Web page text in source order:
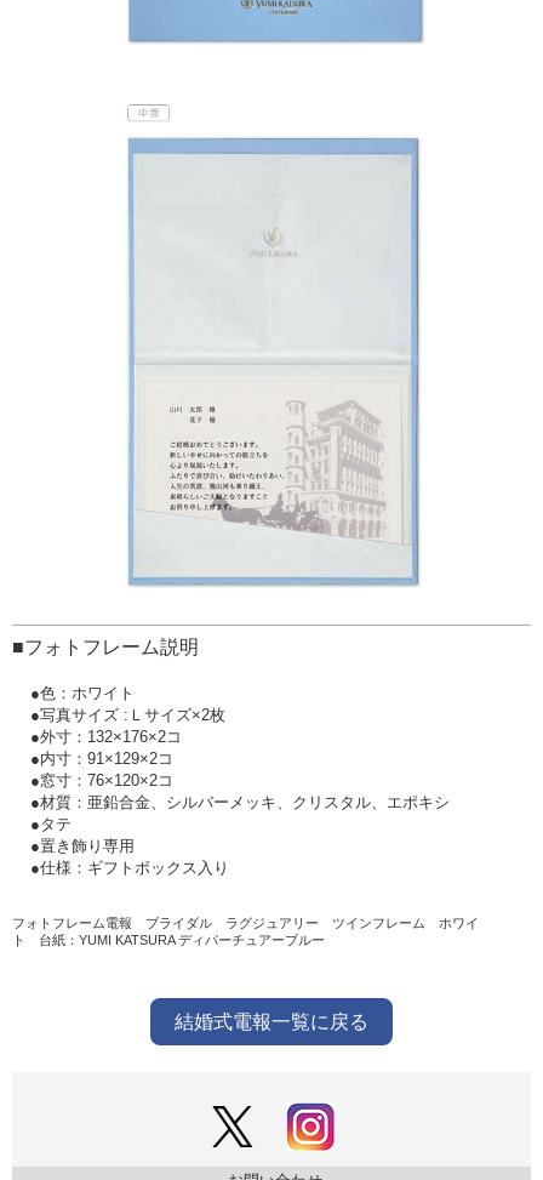
■フォトフレーム説明
●色：ホワイト
●写真サイズ :Ｌサイズ×2枚
●外寸：132×176×2コ
●内寸：91×129×2コ
●窓寸：76×120×2コ
●材質：亜鉛合金、シルバーメッキ、クリスタル、エポキシ
●タテ
●置き飾り専用
●仕様：ギフトボックス入り
フォトフレーム電報 ブライダル ラグジュアリー ツインフレーム ホワイ
ト 台紙：YUMI KATSURA ディパーチュアーブルー
結婚式電報一覧に戻る